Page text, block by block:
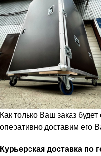
Как только Ваш заказ
оперативно доставим его
Курьерская доставка по